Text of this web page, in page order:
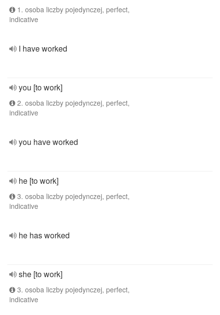
1. osoba liczby pojedynczej, perfect,
indicative
I have worked
you [to work]
2. osoba liczby pojedynczej, perfect,
indicative
you have worked
he [to work]
3. osoba liczby pojedynczej, perfect,
indicative
he has worked
she [to work]
3. osoba liczby pojedynczej, perfect,
indicative